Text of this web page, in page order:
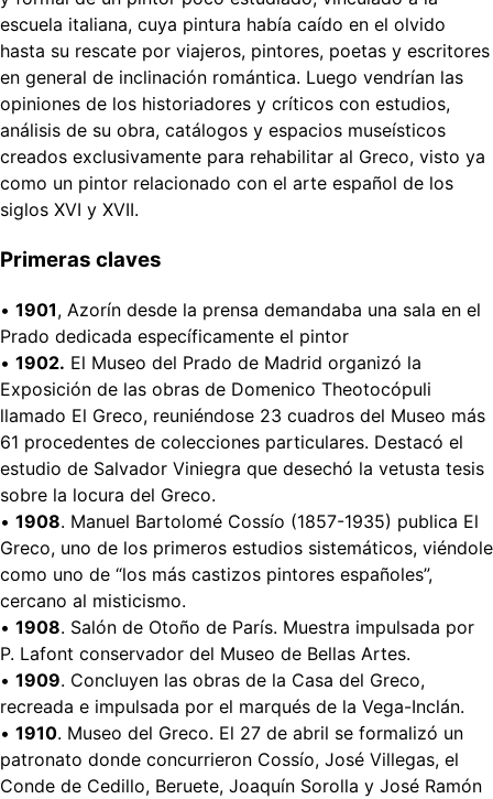
escuela italiana, cuya pintura había caído en el olvido
hasta su rescate por viajeros, pintores, poetas y escritores
en general de inclinación romántica. Luego vendrían las
opiniones de los historiadores y críticos con estudios,
análisis de su obra, catálogos y espacios museísticos
creados exclusivamente para rehabilitar al Greco, visto ya
como un pintor relacionado con el arte español de los
siglos XVI y XVII.
Primeras claves
• 1901, Azorín desde la prensa demandaba una sala en el
Prado dedicada específicamente el pintor
• 1902. El Museo del Prado de Madrid organizó la
Exposición de las obras de Domenico Theotocópuli
llamado El Greco, reuniéndose 23 cuadros del Museo más
61 procedentes de colecciones particulares. Destacó el
estudio de Salvador Viniegra que desechó la vetusta tesis
sobre la locura del Greco.
• 1908. Manuel Bartolomé Cossío (1857-1935) publica El
Greco, uno de los primeros estudios sistemáticos, viéndole
como uno de “los más castizos pintores españoles”,
cercano al misticismo.
• 1908. Salón de Otoño de París. Muestra impulsada por
P. Lafont conservador del Museo de Bellas Artes.
• 1909. Concluyen las obras de la Casa del Greco,
recreada e impulsada por el marqués de la Vega-Inclán.
• 1910. Museo del Greco. El 27 de abril se formalizó un
patronato donde concurrieron Cossío, José Villegas, el
Conde de Cedillo, Beruete, Joaquín Sorolla y José Ramón